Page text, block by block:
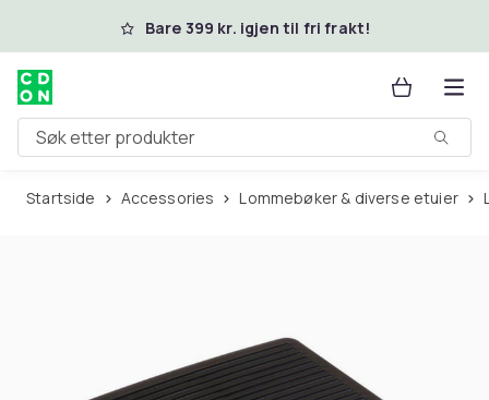
Hopp til hovedinnholdBare 399 kr. igjen til fri frakt!
Søk etter produkter
Startside Accessories Lommebøker & diverse etuier